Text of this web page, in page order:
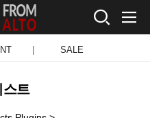
SALE
스트